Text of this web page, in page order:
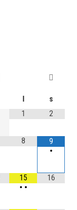
l
s
1
2
8
9
•
15
• •
16